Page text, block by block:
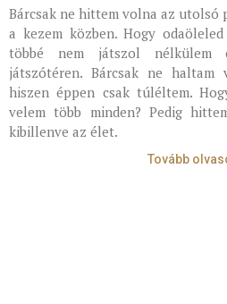
Bárcsak ne hittem volna az utolsó
a kezem közben. Hogy
többé nem játszol
játszótéren. Bárcsak ne
hiszen éppen csak túléltem.
velem több minden? Pedig
kibillenve az élet.
Tovább